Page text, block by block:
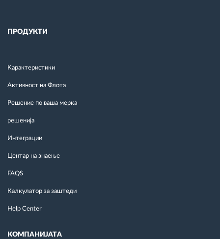
ПРОДУКТИ
Kарактеристики
Активност на Флота
Решение по ваша мерка
решенија
Интеграции
Центар на знаење
FAQS
Калкулатор за заштеди
Help Center
КОМПАНИЈАТА